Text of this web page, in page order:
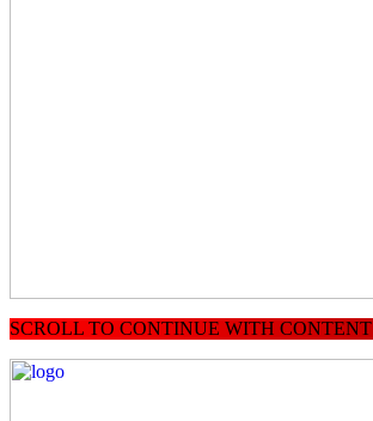
SCROLL TO CONTINUE WITH CONTENT